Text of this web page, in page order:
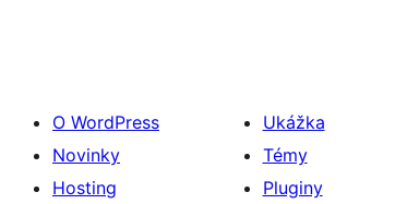
O WordPress
Novinky
Hosting
Ukážka
Témy
Pluginy